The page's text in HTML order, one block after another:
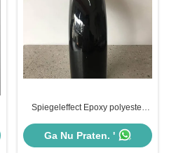
Spiegeleffect Epoxy polyester
poedercoat verf
Ga Nu Praten. '